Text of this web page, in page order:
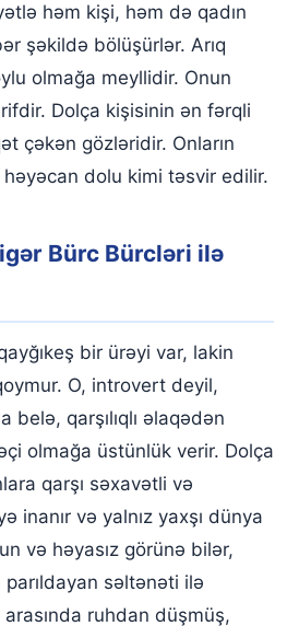
həm kişi, həm də qadın
şəkildə bölüşürlər. Arıq
olmağa meyllidir. Onun
Dolça kişisinin ən fərqli
çəkən gözləridir. Onların
həyəcan dolu kimi təsvir edilir.
Bürc Bürcləri ilə
bir ürəyi var, lakin
O, introvert deyil,
belə, qarşılıqlı əlaqədən
olmağa üstünlük verir. Dolça
qarşı səxavətli və
inanır və yalnız yaxşı dünya
və həyasız görünə bilər,
parıldayan səltənəti ilə
ruhdan düşmüş,